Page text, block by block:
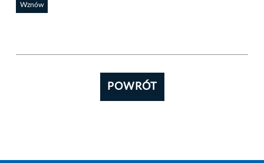
Wznów
POWRÓT